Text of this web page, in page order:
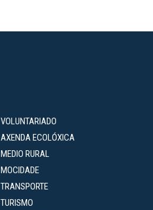
VOLUNTARIADO
AXENDA ECOLÓXICA
MEDIO RURAL
MOCIDADE
TRANSPORTE
TURISMO